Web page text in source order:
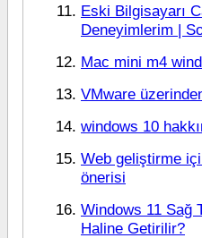
Eski Bilgisayarı
Deneyimlerim |
Mac mini m4
VMware
windows 10
Web geliştirme
önerisi
Windows 11 Sağ
Haline Getirilir?